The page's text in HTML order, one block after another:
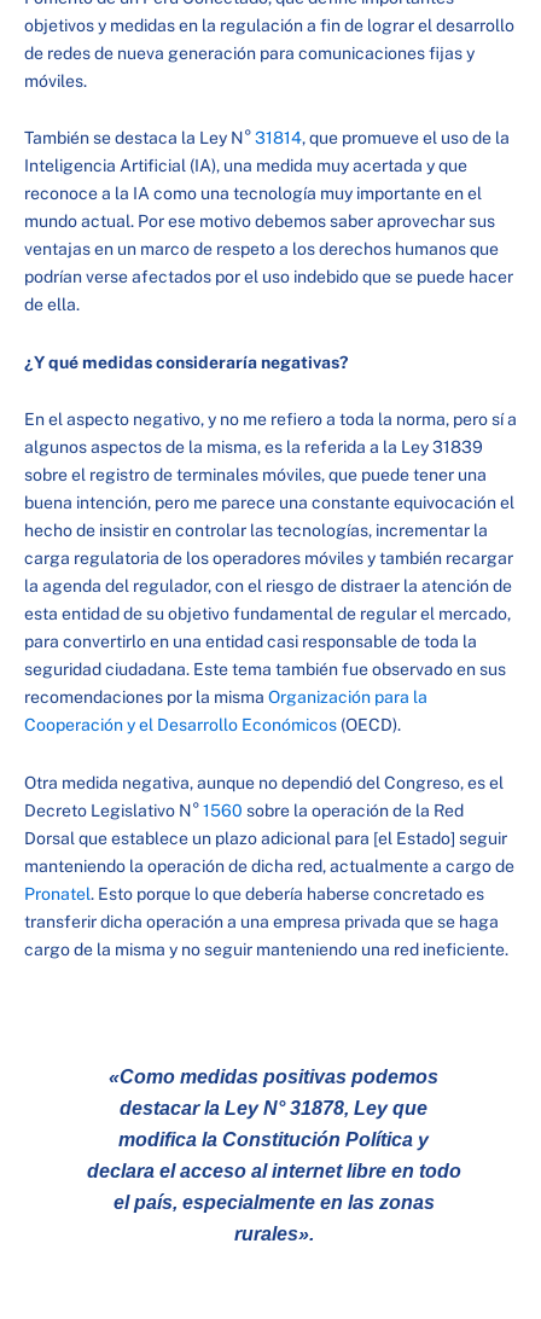
objetivos y medidas en la regulación a fin de lograr el desarrollo
de redes de nueva generación para comunicaciones fijas y
móviles.
También se destaca la Ley N°31814, que promueve el uso de la
Inteligencia Artificial (IA), una medida muy acertada y que
reconoce a la IA como una tecnología muy importante en el
mundo actual. Por ese motivo debemos saber aprovechar sus
ventajas en un marco de respeto a los derechos humanos que
podrían verse afectados por el uso indebido que se puede hacer
de ella.
¿Y qué medidas consideraría negativas?
En el aspecto negativo, y no me refiero a toda la norma, pero sí a
algunos aspectos de la misma, es la referida a la Ley 31839
sobre el registro de terminales móviles, que puede tener una
buena intención, pero me parece una constante equivocación el
hecho de insistir en controlar las tecnologías, incrementar la
carga regulatoria de los operadores móviles y también recargar
la agenda del regulador, con el riesgo de distraer la atención de
esta entidad de su objetivo fundamental de regular el mercado,
para convertirlo en una entidad casi responsable de toda la
seguridad ciudadana. Este tema también fue observado en sus
recomendaciones por la misma Organización para la
Cooperación y el Desarrollo Económicos (OECD).
Otra medida negativa, aunque no dependió del Congreso, es el
Decreto Legislativo N°1560 sobre la operación de la Red
Dorsal que establece un plazo adicional para [el Estado] seguir
manteniendo la operación de dicha red, actualmente a cargo de
Pronatel. Esto porque lo que debería haberse concretado es
transferir dicha operación a una empresa privada que se haga
cargo de la misma y no seguir manteniendo una red ineficiente.
«Como medidas positivas podemos
destacar la Ley N° 31878, Ley que
modifica la Constitución Política y
declara el acceso al internet libre en todo
el país, especialmente en las zonas
rurales».